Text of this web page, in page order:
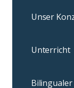
Unser
Unterricht